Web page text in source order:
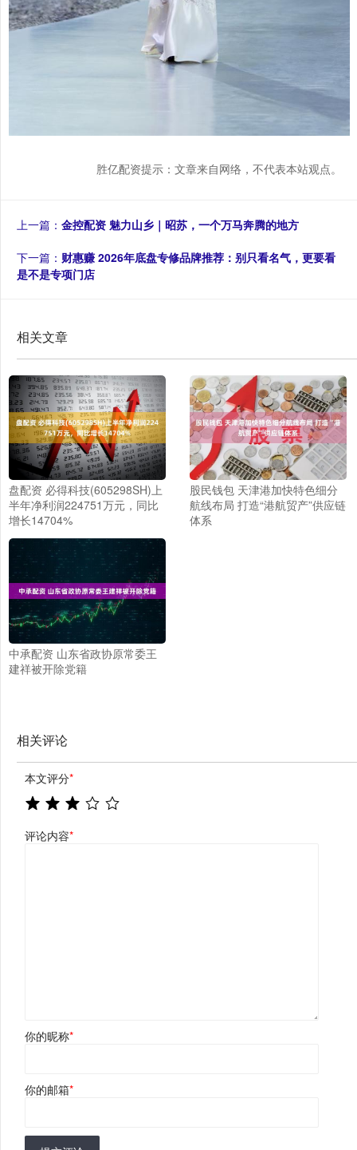
胜亿配资提示：文章来自网络，不代表本站观点。
上一篇： 金控配资 魅力山乡｜昭苏，一个万马奔腾的地方
下一篇： 财惠赚 2026年底盘专修品牌推荐：别只看名气，更要看
是不是专项门店
相关文章
盘配资 必得科技(605298SH)上
半年净利润224751万元，同比
增长14704%
股民钱包 天津港加快特色细分
航线布局 打造“港航贸产”供应链
体系
中承配资 山东省政协原常委王
建祥被开除党籍
相关评论
本文评分*
评论内容*
你的昵称*
你的邮箱*